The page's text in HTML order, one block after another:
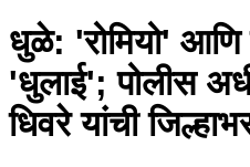
धुळे: 'रोमियो' आणि
'धुलाई'; पोलीस
धिवरे यांची